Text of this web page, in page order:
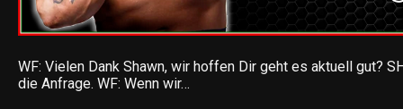
WF: Vielen Dank Shawn, wir hoffen Dir geht es aktuell gut?
die Anfrage. WF: Wenn wir…